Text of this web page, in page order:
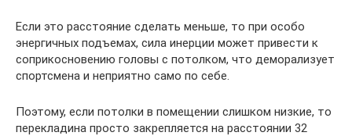
Если это расстояние сделать меньше, то при особо
энергичных подъемах, сила инерции может привести к
соприкосновению головы с потолком, что деморализует
спортсмена и неприятно само по себе.
Поэтому, если потолки в помещении слишком низкие, то
перекладина просто закрепляется на расстоянии 32